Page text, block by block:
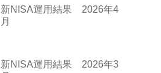
新NISA運用結果 2026年4
月
新NISA運用結果 2026年3